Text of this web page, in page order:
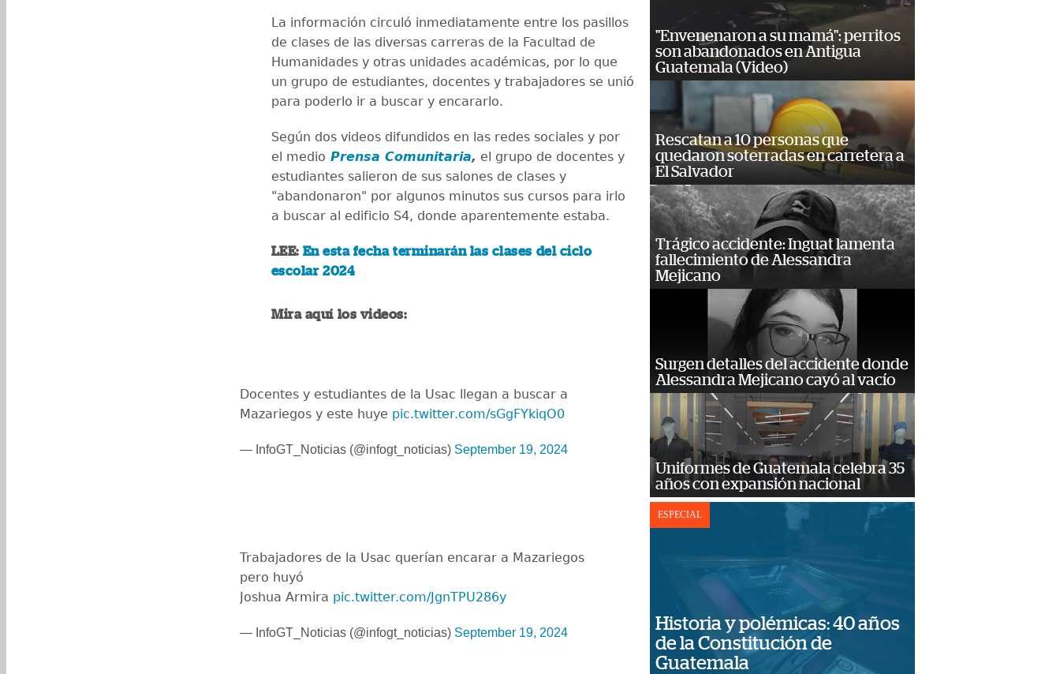
La información circuló inmediatamente entre los pasillos
de clases de las diversas carreras de la Facultad de
Humanidades y otras unidades académicas, por lo que
un grupo de estudiantes, docentes y trabajadores se unió
para poderlo ir a buscar y encararlo.
Según dos videos difundidos en las redes sociales y por
el medio Prensa Comunitaria, el grupo de docentes y
estudiantes salieron de sus salones de clases y
"abandonaron" por algunos minutos sus cursos para irlo
a buscar al edificio S4, donde aparentemente estaba.
LEE: En esta fecha terminarán las clases del ciclo
escolar 2024
Mira aquí los videos:
Docentes y estudiantes de la Usac llegan a buscar a
Mazariegos y este huye pic.twitter.com/sGgFYkiqO0
— InfoGT_Noticias (@infogt_noticias) September 19, 2024
Trabajadores de la Usac querían encarar a Mazariegos
pero huyó
Joshua Armira pic.twitter.com/JgnTPU286y
— InfoGT_Noticias (@infogt_noticias) September 19, 2024
"Envenenaron a su mamá": perritos
son abandonados en Antigua
Guatemala (Video)
Rescatan a 10 personas que
quedaron soterradas en carretera a
El Salvador
Trágico accidente: Inguat lamenta
fallecimiento de Alessandra
Mejicano
Surgen detalles del accidente donde
Alessandra Mejicano cayó al vacío
Uniformes de Guatemala celebra 35
años con expansión nacional
ESPECIAL
Historia y polémicas: 40 años
de la Constitución de
Guatemala